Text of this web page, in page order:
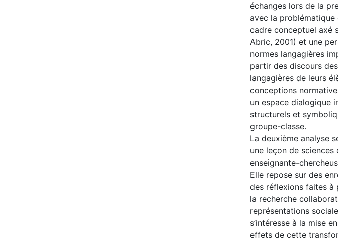
échanges lors de la
avec la problématique
cadre conceptuel axé
Abric, 2001) et une
normes langagières
partir des discours
langagières de leurs
conceptions
un espace dialogique
structurels et
groupe-classe.
La deuxième analyse
une leçon de
enseignante-
Elle repose sur des
des réflexions faites à
la recherche
représentations
s’intéresse à la mise
effets de cette